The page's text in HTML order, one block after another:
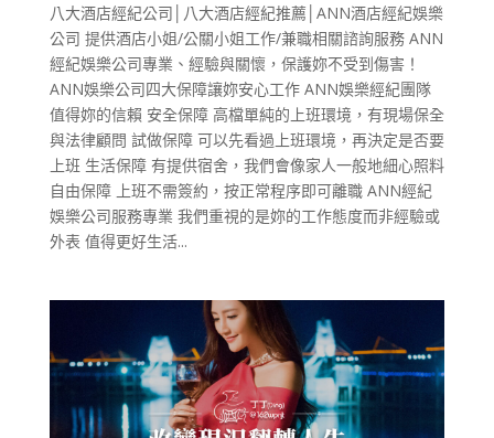
八大酒店經紀公司│八大酒店經紀推薦│ANN酒店經紀娛樂
公司 提供酒店小姐/公關小姐工作/兼職相關諮詢服務 ANN
經紀娛樂公司專業、經驗與關懷，保護妳不受到傷害！
ANN娛樂公司四大保障讓妳安心工作 ANN娛樂經紀團隊
值得妳的信賴 安全保障 高檔單純的上班環境，有現場保全
與法律顧問 試做保障 可以先看過上班環境，再決定是否要
上班 生活保障 有提供宿舍，我們會像家人一般地細心照料
自由保障 上班不需簽約，按正常程序即可離職 ANN經紀
娛樂公司服務專業 我們重視的是妳的工作態度而非經驗或
外表 值得更好生活...